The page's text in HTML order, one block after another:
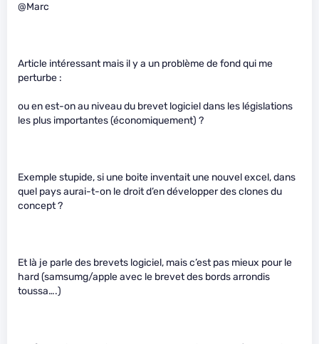
@Marc
Article intéressant mais il y a un problème de fond qui me
perturbe :
ou en est-on au niveau du brevet logiciel dans les législations
les plus importantes (économiquement) ?
Exemple stupide, si une boite inventait une nouvel excel, dans
quel pays aurai-t-on le droit d’en développer des clones du
concept ?
Et là je parle des brevets logiciel, mais c’est pas mieux pour le
hard (samsumg/apple avec le brevet des bords arrondis
toussa….)